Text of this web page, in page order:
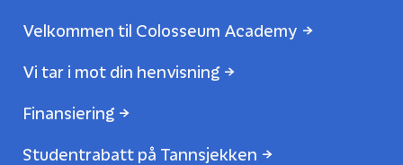
Velkommen til Colosseum Academy
Vi tar i mot din henvisning
Finansiering
Studentrabatt på Tannsjekken